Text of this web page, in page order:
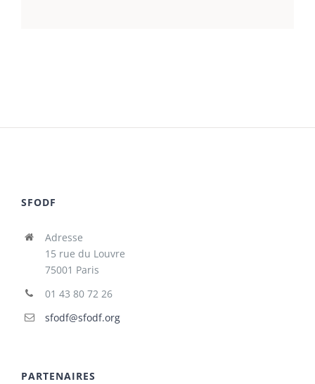
SFODF
Adresse
15 rue du Louvre
75001 Paris
01 43 80 72 26
sfodf@sfodf.org
PARTENAIRES